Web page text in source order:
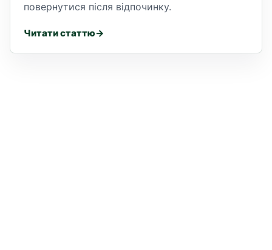
повернутися після відпочинку.
Читати статтю